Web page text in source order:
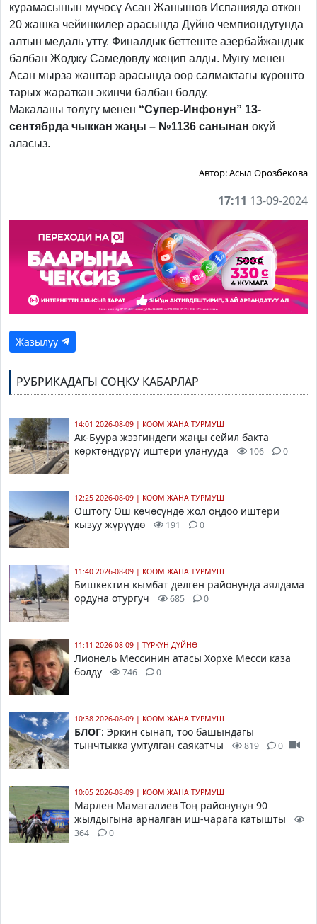
курамасынын мүчөсү Асан Жанышов Испанияда өткөн
20 жашка чейинкилер арасында Дүйнө чемпиондугунда
алтын медаль утту. Финалдык беттеште азербайжандык
балбан Жоджу Самедовду жеңип алды. Муну менен
Асан мырза жаштар арасында оор салмактагы күрөштө
тарых жараткан экинчи балбан болду.
Макаланы толугу менен “Супер-Инфонун” 13-
сентябрда чыккан жаңы – №1136 санынан окуй
аласыз.
Автор:Асыл Орозбекова
17:11 13-09-2024
Жазылуу
РУБРИКАДАГЫ СОҢКУ КАБАРЛАР
14:01 2026-08-09 | КООМ ЖАНА ТУРМУШ
Ак-Буура жээгиндеги жаңы сейил бакта
көрктөндүрүү иштери уланууда
106 0
12:25 2026-08-09 | КООМ ЖАНА ТУРМУШ
Оштогу Ош көчөсүндө жол оңдоо иштери
кызуу жүрүүдө
191 0
11:40 2026-08-09 | КООМ ЖАНА ТУРМУШ
Бишкектин кымбат делген районунда аялдама
ордуна отургуч
685 0
11:11 2026-08-09 | ТҮРКҮН ДҮЙНӨ
Лионель Мессинин атасы Хорхе Месси каза
болду
746 0
10:38 2026-08-09 | КООМ ЖАНА ТУРМУШ
БЛОГ: Эркин сынап, тоо башындагы
тынчтыкка умтулган саякатчы
819 0
10:05 2026-08-09 | КООМ ЖАНА ТУРМУШ
Марлен Маматалиев Тоң районунун 90
жылдыгына арналган иш-чарага катышты
364 0